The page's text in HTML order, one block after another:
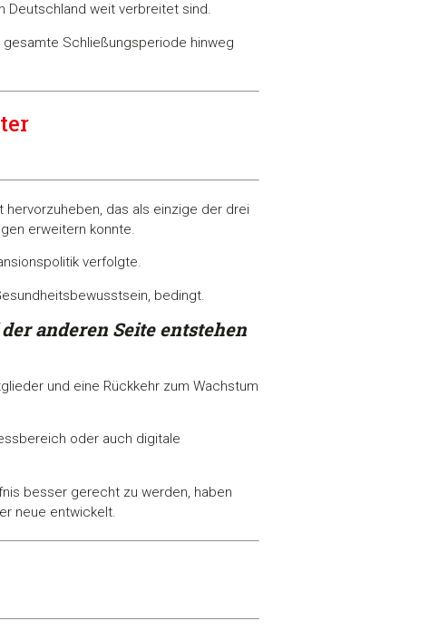
Deutschland weit verbreitet sind.
Schließungsperiode hinweg
das als einzige der drei
erweitern konnte.
verfolgte.
bedingt.
anderen Seite entstehen
und eine Rückkehr zum Wachstum
oder auch digitale
besser gerecht zu werden, haben
neue entwickelt.